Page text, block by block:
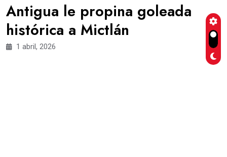
Antigua le propina goleada
histórica a Mictlán
1 abril, 2026